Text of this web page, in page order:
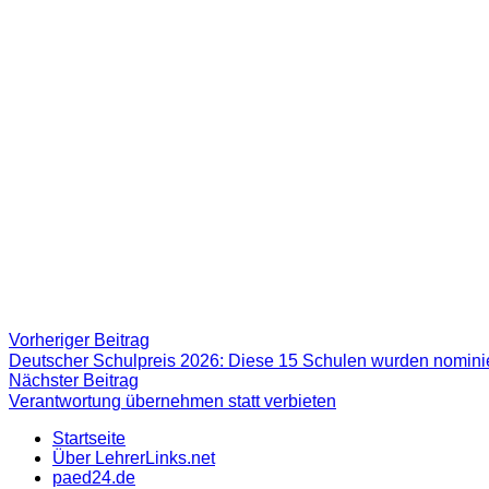
Beitragsnavigation
Vorheriger Beitrag
Beitrag:
Deutscher Schulpreis 2026: Diese 15 Schulen wurden
Nächster Beitrag
Beitrag
Verantwortung übernehmen statt verbieten
Startseite
Über LehrerLinks.net
paed24.de